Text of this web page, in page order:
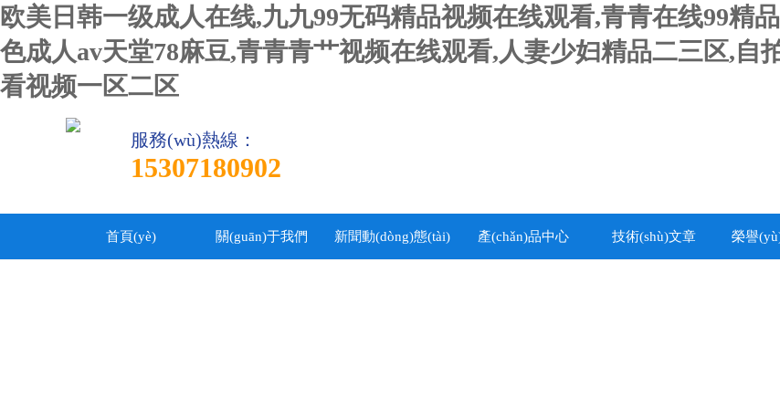
欧美日韩一级成人在线,九九99无码精品视频在线观看,青青在线99精
色成人av天堂78麻豆,青青青艹视频在线观看,人妻少妇精品二三区,自
看视频一区二区
服務(wù)熱線：
15307180902
首頁(yè) 關(guān)于我們 新聞動(dòng)態(tài) 產(chǎn)品中心 技術(shù)文章 榮譽